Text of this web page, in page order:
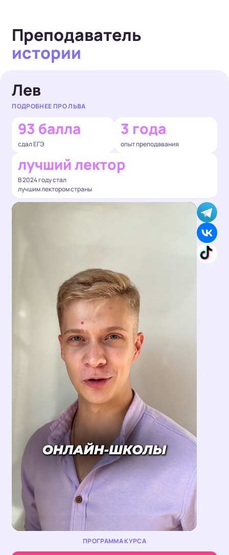
Преподаватель
истории
Loaded
37.06%
Лев
ПОДРОБНЕЕ ПРО ЛЬВА
93 балла
сдал ЕГЭ
3 года
опыт преподавания
лучший лектор
В 2024 году стал
лучшим лектором страны
ПРОГРАММА КУРСА